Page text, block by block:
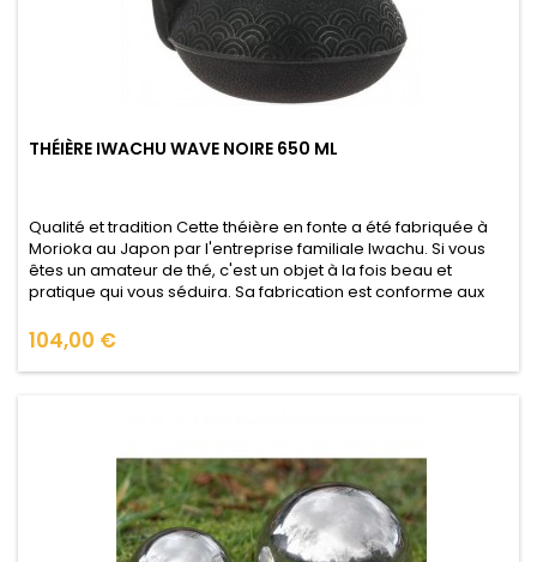
THÉIÈRE IWACHU WAVE NOIRE 650 ML
Qualité et tradition Cette théière en fonte a été fabriquée à
Morioka au Japon par l'entreprise familiale Iwachu. Si vous
êtes un amateur de thé, c'est un objet à la fois beau et
pratique qui vous séduira. Sa fabrication est conforme aux
que vous puissiez l'utiliser en toute confiance (voir le...
Prix
104,00 €